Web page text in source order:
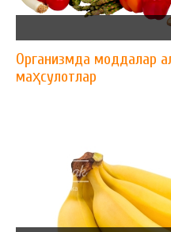
Организмда моддалар
маҳсулотлар